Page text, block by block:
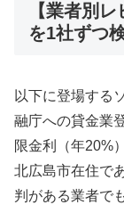
【業者別
を1社ずつ
以下に登場する
融庁への貸金業
限金利（年20%
北広島市在住で
判がある業者で